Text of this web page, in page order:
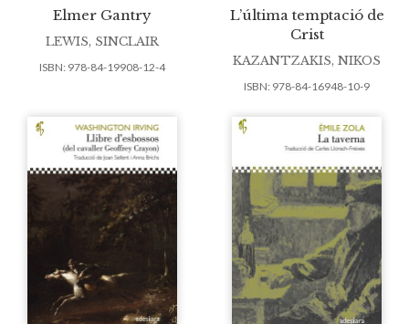
Elmer Gantry
LEWIS, SINCLAIR
ISBN: 978-84-19908-12-4
L’última temptació de
Crist
KAZANTZAKIS, NIKOS
ISBN: 978-84-16948-10-9